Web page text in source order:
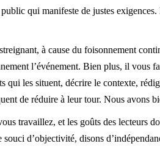
qui manifeste de justes
à cause du foisonnement
l’événement. Bien plus, il vous
qui les situent, décrire le contexte,
de réduire à leur tour. Nous avons
travaillez, et les goûts des lecteurs
d’objectivité, disons